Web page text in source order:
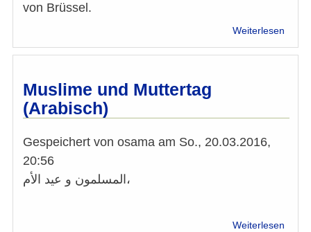
von Brüssel.
Weiterlesen
Muslime und Muttertag
(Arabisch)
Gespeichert von osama am So., 20.03.2016,
20:56
المسلمون و عيد الأم،
Weiterlesen